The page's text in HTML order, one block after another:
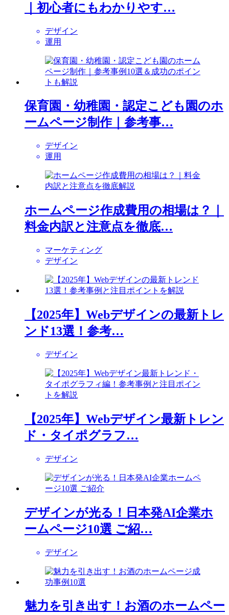
｜初心者にもわかりやす…
デザイン
運用
保育園・幼稚園・認定こども園のホ
ームページ制作｜参考事…
デザイン
運用
ホームページ作成費用の相場は？｜
料金内訳と注意点を徹底…
マーケティング
デザイン
【2025年】Webデザインの最新トレ
ンド13選！参考…
デザイン
【2025年】Webデザイン最新トレン
ド・タイポグラフ…
デザイン
デザインが光る！日本発AI企業ホ
ームページ10選 ご紹…
デザイン
魅力を引き出す！お酒のホームペー